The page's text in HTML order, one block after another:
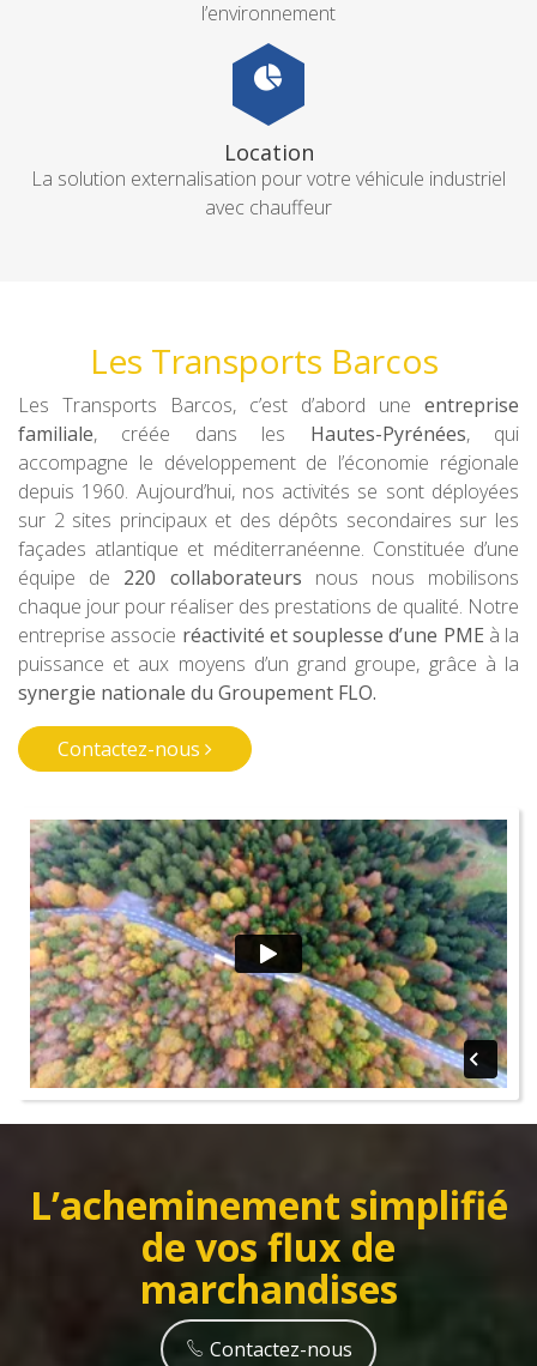
l’environnement
Location
La solution externalisation pour votre véhicule industriel
avec chauffeur
Les Transports Barcos
Les Transports Barcos, c’est d’abord une entreprise
familiale, créée dans les Hautes-Pyrénées, qui
accompagne le développement de l’économie régionale
depuis 1960. Aujourd’hui, nos activités se sont déployées
sur 2 sites principaux et des dépôts secondaires sur les
façades atlantique et méditerranéenne. Constituée d’une
équipe de 220 collaborateurs nous nous mobilisons
chaque jour pour réaliser des prestations de qualité. Notre
entreprise associe réactivité et souplesse d’une PME à la
puissance et aux moyens d’un grand groupe, grâce à la
synergie nationale du Groupement FLO.
Contactez-nous
L’acheminement simplifié
de vos flux de
marchandises
Contactez-nous